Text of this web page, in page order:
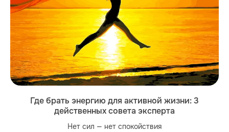
Где брать энергию для активной жизни: 3
действенных совета эксперта
Нет сил — нет спокойствия